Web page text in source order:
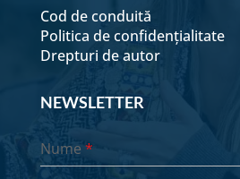
Cod de conduită
Politica de confidențialitate
Drepturi de autor
NEWSLETTER
Nume*